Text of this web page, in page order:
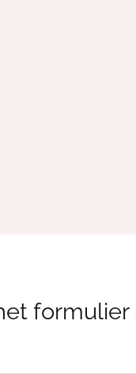
formulier